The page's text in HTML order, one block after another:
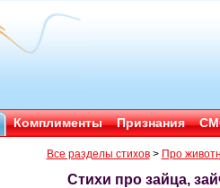
Комплименты Признания
Все разделы стихов> Про
Стихи про зайца,